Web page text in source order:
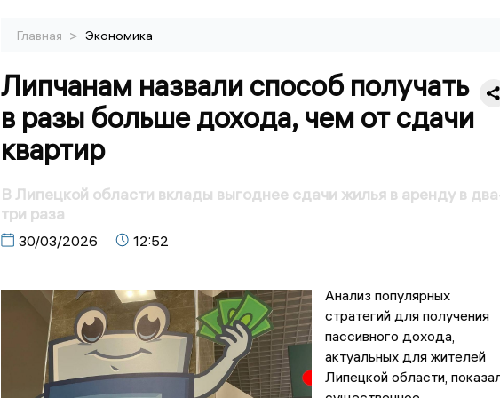
Главная > Экономика
Липчанам назвали способ получать
в разы больше дохода, чем от сдачи
квартир
В Липецкой области вклады выгоднее сдачи жилья в аренду в
три раза
30/03/2026 12:52
Анализ популярных
стратегий для получения
пассивного дохода,
актуальных для жителей
Липецкой области,